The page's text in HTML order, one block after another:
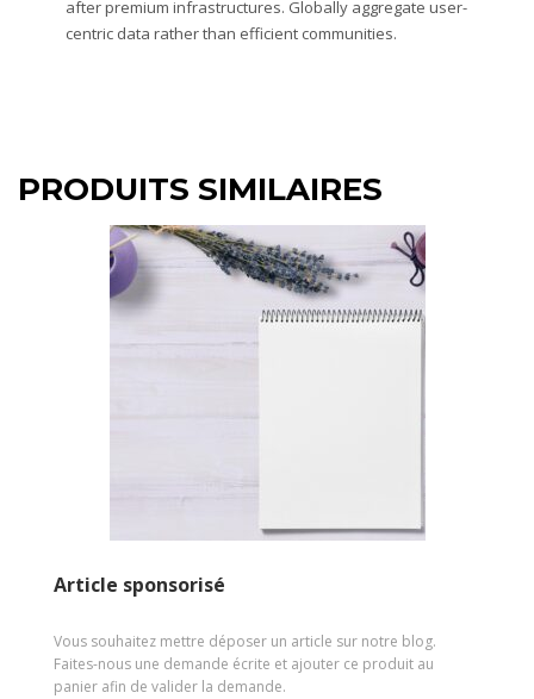
after premium infrastructures. Globally aggregate user-
centric data rather than efficient communities.
PRODUITS SIMILAIRES
Article sponsorisé
Vous souhaitez mettre déposer un article sur notre blog.
Faites-nous une demande écrite et ajouter ce produit au
panier afin de valider la demande.